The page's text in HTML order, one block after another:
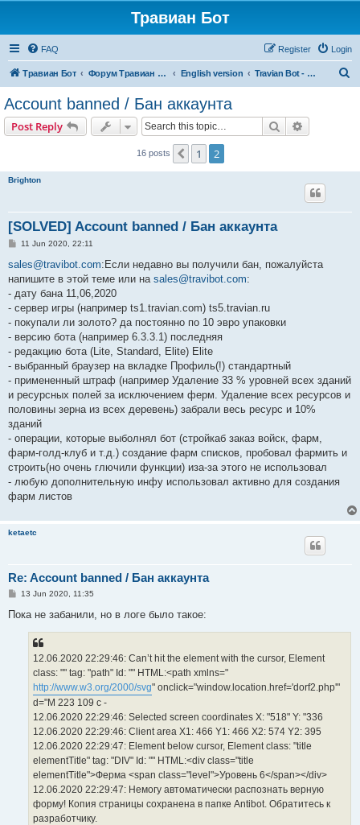
Травиан Бот
FAQ Login
Register
Травиан Бот Форум Травиан Бот English version Travian Bot - new versions, bugs, etc (English)
Account banned / Бан аккаунта
Post Reply Search
16 posts Previous
1 2
Brighton
[SOLVED] Account banned / Бан аккаунта
P
s
11 Jun 2020, 22:11
sales@travibot.com:Если недавно вы получили бан, пожалуйста
напишите в этой теме или на sales@travibot.com:
- дату бана 11,06,2020
- сервер игры (например ts1.travian.com) ts5.travian.ru
- покупали ли золото? да постоянно по 10 эвро упаковки
- версию бота (например 6.3.3.1) последняя
- редакцию бота (Lite, Standard, Elite) Elite
- выбранный браузер на вкладке Профиль(!) стандартный
- примененный штраф (например Удаление 33 % уровней всех зданий
и ресурсных полей за исключением ферм. Удаление всех ресурсов и
половины зерна из всех деревень) забрали весь ресурс и 10%
зданий
- операции, которые выболнял бот (стройкаб заказ войск, фарм,
фарм-голд-клуб и т.д.) создание фарм списков, пробовал фармить и
строить(но очень глючили функции) иза-за этого не использовал
- любую дополнительную инфу использовал активно для создания
фарм листов
ketaetc
Re: Account banned / Бан аккаунта
P
s
13 Jun 2020, 11:35
Пока не забанили, но в логе было такое:
12.06.2020 22:29:46: Can’t hit the element with the cursor, Element
class: "" tag: "path" Id: "" HTML:<path xmlns="
http://www.w3.org/2000/svg" onclick="window.location.href='dorf2.php'"
d="M 223 109 c -
12.06.2020 22:29:46: Selected screen coordinates X: "518" Y: "336
12.06.2020 22:29:46: Client area X1: 466 Y1: 466 X2: 574 Y2: 395
12.06.2020 22:29:47: Element below cursor, Element class: "title
elementTitle" tag: "DIV" Id: "" HTML:<div class="title
elementTitle">Ферма <span class="level">Уровень 6</span></div>
12.06.2020 22:29:47: Немогу автоматически распознать верную
форму! Копия страницы сохранена в папке Antibot. Обратитесь к
разработчику.